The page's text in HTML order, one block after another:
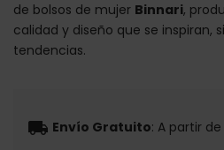
de bolsos de mujer Binnari,
calidad y diseño que se inspiran,
tendencias.
local_shipping Envío Gratuito: A partir